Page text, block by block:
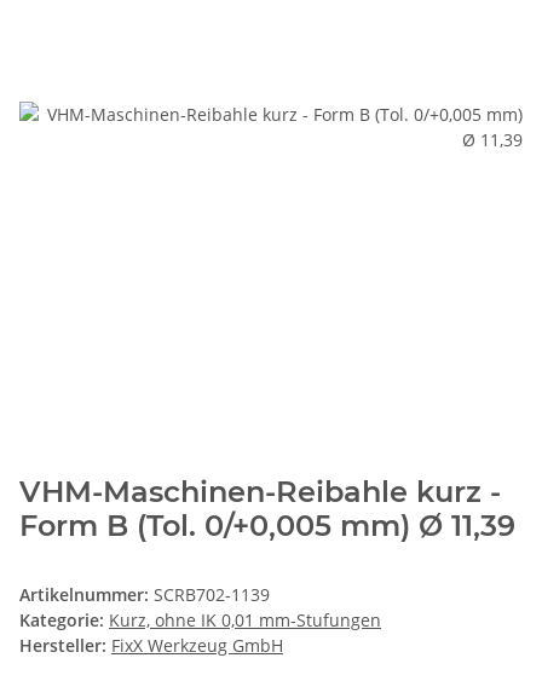
VHM-Maschinen-Reibahle kurz -
Form B (Tol. 0/+0,005 mm) Ø 11,39
Artikelnummer: SCRB702-1139
Kategorie: Kurz, ohne IK 0,01 mm-Stufungen
Hersteller: FixX Werkzeug GmbH